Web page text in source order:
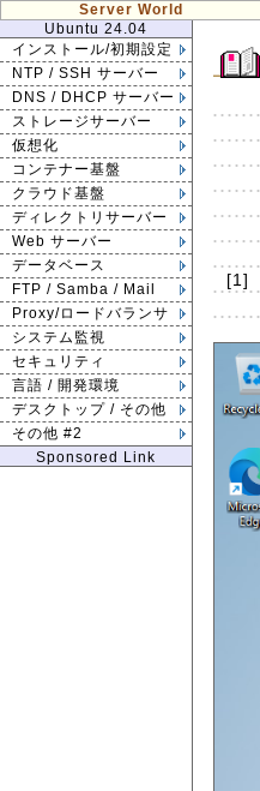
Server World
Ubuntu 24.04
インストール/初期設定
NTP / SSH サーバー
DNS / DHCP サーバー
ストレージサーバー
仮想化
コンテナー基盤
クラウド基盤
ディレクトリサーバー
Web サーバー
データベース
FTP / Samba / Mail
Proxy/ロードバランサ
システム監視
セキュリティ
言語 / 開発環境
デスクトップ / その他
その他 #2
Sponsored Link
[1]